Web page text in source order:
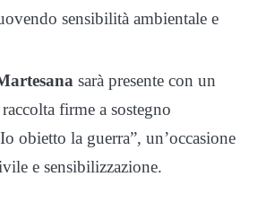
sensibilità ambientale e
sarà presente con un
firme a sostegno
obietto la guerra”, un’occasione
e sensibilizzazione.